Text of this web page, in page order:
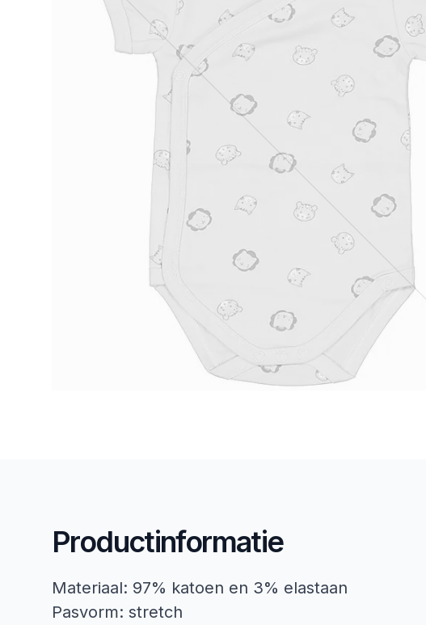
Productinformatie
Materiaal: 97% katoen en 3% elastaan
Pasvorm: stretch